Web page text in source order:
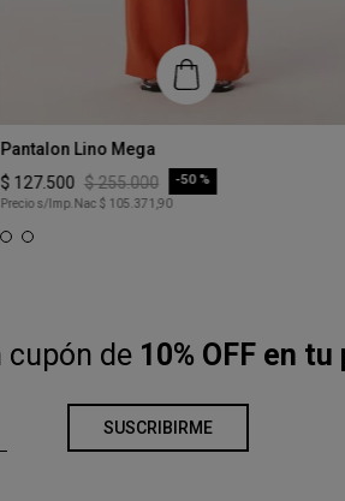
XS
Pantalon Lino Mega
$ 127.500 $255.000 -50 %
Precio s/Imp.Nac $ 105.371,90
cupón de 10% OFF en
SUSCRIBIRME